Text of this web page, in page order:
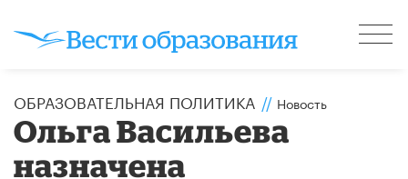
ОБРАЗОВАТЕЛЬНАЯ ПОЛИТИКА // Новость
Ольга Васильева
назначена